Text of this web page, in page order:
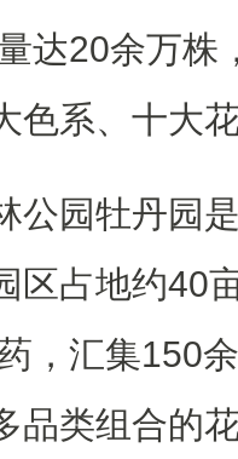
达20余万株
色系、十大
园牡丹园是
区占地约40
，汇集150
品类组合的